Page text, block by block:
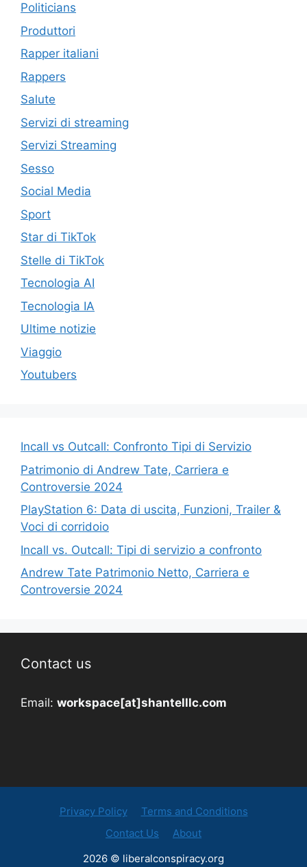
Politicians
Produttori
Rapper italiani
Rappers
Salute
Servizi di streaming
Servizi Streaming
Sesso
Social Media
Sport
Star di TikTok
Stelle di TikTok
Tecnologia AI
Tecnologia IA
Ultime notizie
Viaggio
Youtubers
Incall vs Outcall: Confronto Tipi di Servizio
Patrimonio di Andrew Tate, Carriera e
Controversie 2024
PlayStation 6: Data di uscita, Funzioni, Trailer &
Voci di corridoio
Incall vs. Outcall: Tipi di servizio a confronto
Andrew Tate Patrimonio Netto, Carriera e
Controversie 2024
Contact us
Email: workspace[at]shantelllc.com
Privacy Policy
Terms and Conditions
Contact Us
About
2026 © liberalconspiracy.org